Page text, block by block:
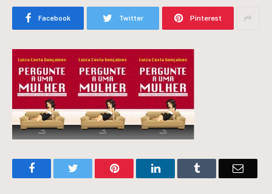
Facebook Twitter Pinterest
FacebookTwitter Pinterest LinkedInTumblr Email